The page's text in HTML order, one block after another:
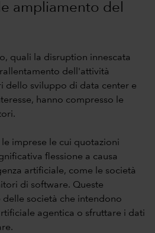
ampliamento del
quali la disruption innescata
dell'attività
dello sviluppo di data center e
hanno compresso le
imprese le cui quotazioni
flessione a causa
artificiale, come le società
di software. Queste
società che intendono
agentica o sfruttare i dati